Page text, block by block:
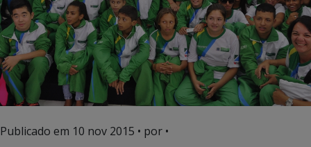
Publicado em 10 nov 2015 • por •